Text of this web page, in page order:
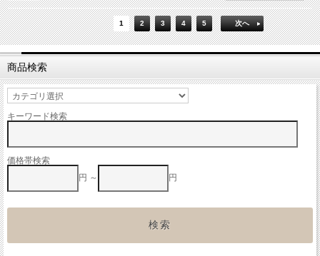
1 2 3 4 5 次へ
商品検索
キーワード検索
価格帯検索
円 ～
円